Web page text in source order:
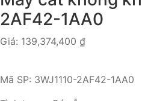
2AF42-1AA0
Giá: 139,374,400 ₫
Mã SP: 3WJ1110-2AF42-1AA0